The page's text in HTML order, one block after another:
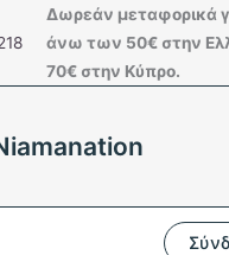
Δωρεάν μεταφορικά
άνω των 50€ στην
70€ στην Κύπρο.